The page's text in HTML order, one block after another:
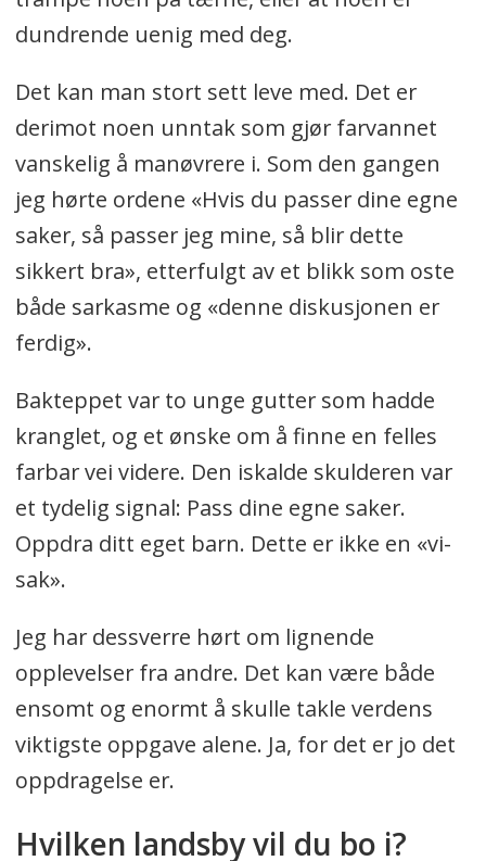
dundrende uenig med deg.
Det kan man stort sett leve med. Det er
derimot noen unntak som gjør farvannet
vanskelig å manøvrere i. Som den gangen
jeg hørte ordene «Hvis du passer dine egne
saker, så passer jeg mine, så blir dette
sikkert bra», etterfulgt av et blikk som oste
både sarkasme og «denne diskusjonen er
ferdig».
Bakteppet var to unge gutter som hadde
kranglet, og et ønske om å finne en felles
farbar vei videre. Den iskalde skulderen var
et tydelig signal: Pass dine egne saker.
Oppdra ditt eget barn. Dette er ikke en «vi-
sak».
Jeg har dessverre hørt om lignende
opplevelser fra andre. Det kan være både
ensomt og enormt å skulle takle verdens
viktigste oppgave alene. Ja, for det er jo det
oppdragelse er.
Hvilken landsby vil du bo i?